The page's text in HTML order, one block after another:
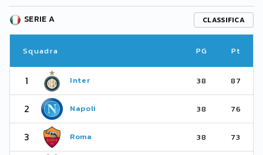
SERIE A CLASSIFICA
Squadra PG Pt
1 Inter 38 87
2 Napoli 38 76
3 Roma 38 73